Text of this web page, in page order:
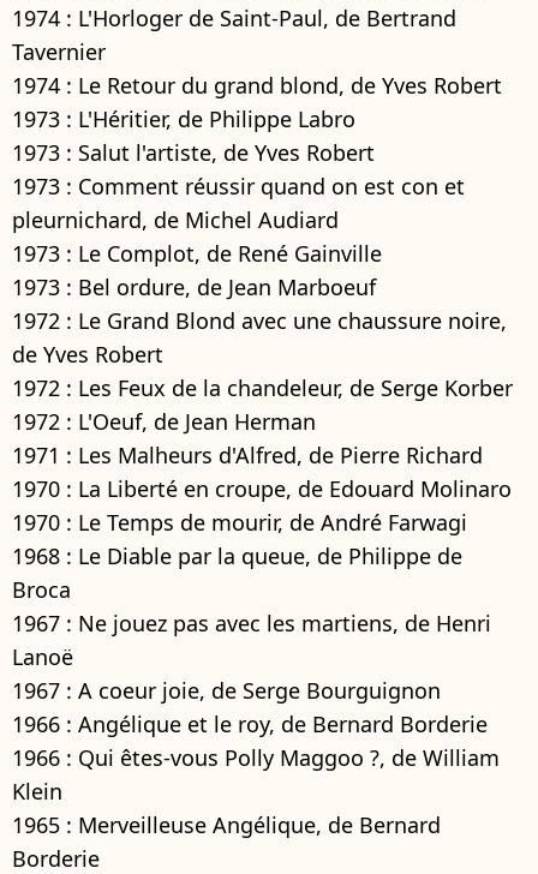
1974 : L'Horloger de Saint-Paul, de Bertrand
Tavernier
1974 : Le Retour du grand blond, de Yves Robert
1973 : L'Héritier, de Philippe Labro
1973 : Salut l'artiste, de Yves Robert
1973 : Comment réussir quand on est con et
pleurnichard, de Michel Audiard
1973 : Le Complot, de René Gainville
1973 : Bel ordure, de Jean Marboeuf
1972 : Le Grand Blond avec une chaussure noire,
de Yves Robert
1972 : Les Feux de la chandeleur, de Serge Korber
1972 : L'Oeuf, de Jean Herman
1971 : Les Malheurs d'Alfred, de Pierre Richard
1970 : La Liberté en croupe, de Edouard Molinaro
1970 : Le Temps de mourir, de André Farwagi
1968 : Le Diable par la queue, de Philippe de
Broca
1967 : Ne jouez pas avec les martiens, de Henri
Lanoë
1967 : A coeur joie, de Serge Bourguignon
1966 : Angélique et le roy, de Bernard Borderie
1966 : Qui êtes-vous Polly Maggoo ?, de William
Klein
1965 : Merveilleuse Angélique, de Bernard
Borderie